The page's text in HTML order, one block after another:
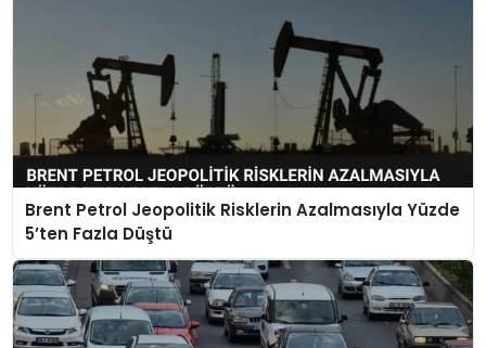
Brent Petrol Jeopolitik Risklerin Azalmasıyla Yüzde
5’ten Fazla Düştü